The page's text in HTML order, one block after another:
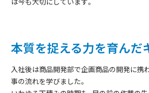
本質を捉える力を育んだ
入社後は商品開発部で企画商品の開発に携
事の流れを学びました。